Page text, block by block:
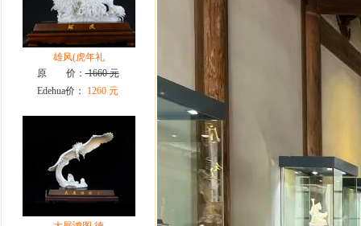
雄风(虎年礼
原 价：1660 元
Edehua价：
1260 元